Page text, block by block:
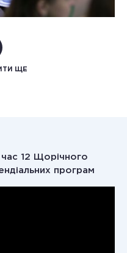
ЩЕ
час 12 Щорічного
програм